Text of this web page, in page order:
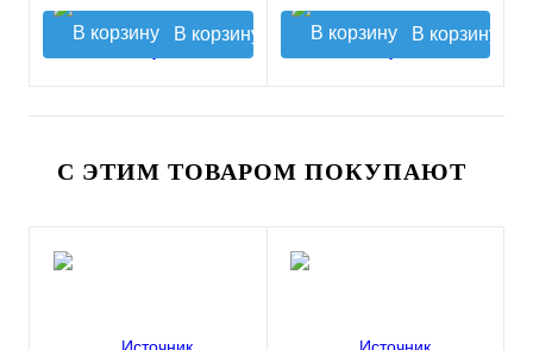
В корзину В корзину
С ЭТИМ ТОВАРОМ ПОКУПАЮТ